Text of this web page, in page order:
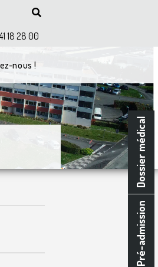
Pré-admission
Dossier médical
18 28 00
nous !